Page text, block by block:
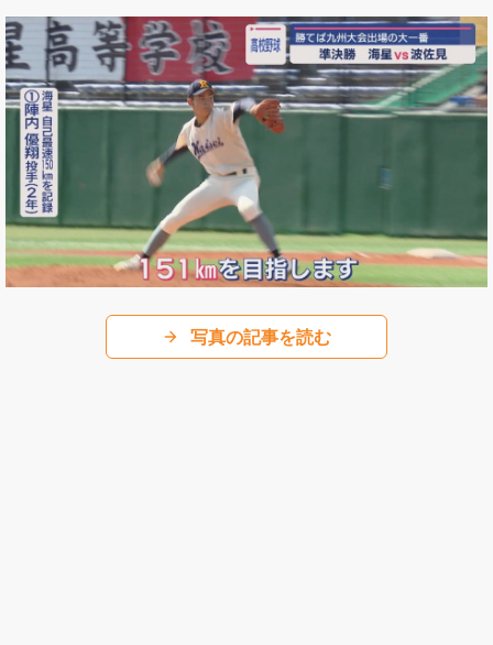
写真の記事を読む